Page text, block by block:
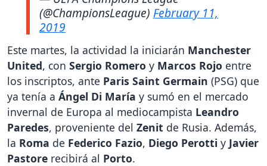
(@ChampionsLeague) February 11,
2019
Este martes, la actividad la iniciarán Manchester
United, con Sergio Romero y Marcos Rojo entre
los inscriptos, ante Paris Saint Germain (PSG) que
ya tenía a Ángel Di María y sumó en el mercado
invernal de Europa al mediocampista Leandro
Paredes, proveniente del Zenit de Rusia. Además,
la Roma de Federico Fazio, Diego Perotti y Javier
Pastore recibirá al Porto.